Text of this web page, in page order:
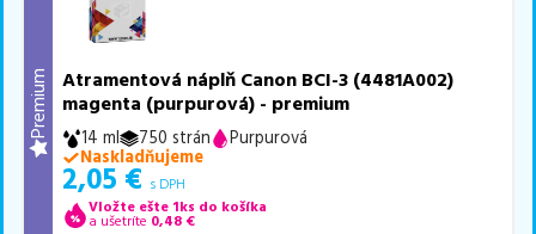
Premium
Atramentová náplň Canon BCI-3 (4481A002)
magenta (purpurová) - premium
14 ml 750 strán
Purpurová
Naskladňujeme
2,05 € s DPH
Vložte ešte 1ks do košíka
a ušetríte 0,48 €